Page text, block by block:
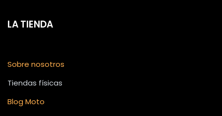
LA TIENDA
Sobre nosotros
Tiendas físicas
Blog Moto